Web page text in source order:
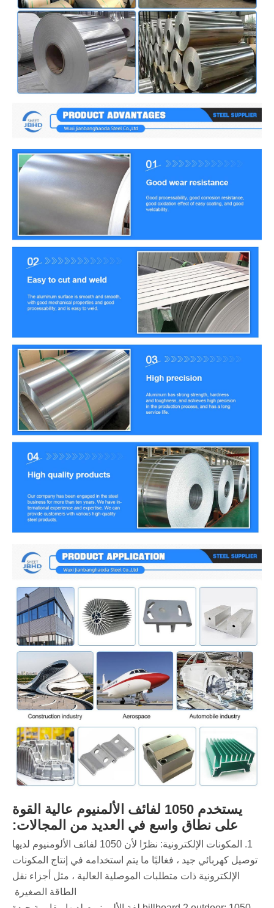
يستخدم 1050 لفائف الألمنيوم عالية القوة
على نطاق واسع في العديد من المجالات:
1. المكونات الإلكترونية: نظرًا لأن 1050 لفائف الألومنيوم لديها
توصيل كهربائي جيد ، فغالبًا ما يتم استخدامه في إنتاج المكونات
الإلكترونية ذات متطلبات الموصلية العالية ، مثل أجزاء نقل
الطاقة الصغيرة ‌